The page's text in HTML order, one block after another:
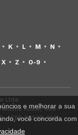
K L M
N
X Z 0-9
Ltda.
Koike, 499 -
- CEP 08538-100
e melhorar a sua
você concorda com